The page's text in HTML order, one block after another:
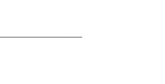
──────────